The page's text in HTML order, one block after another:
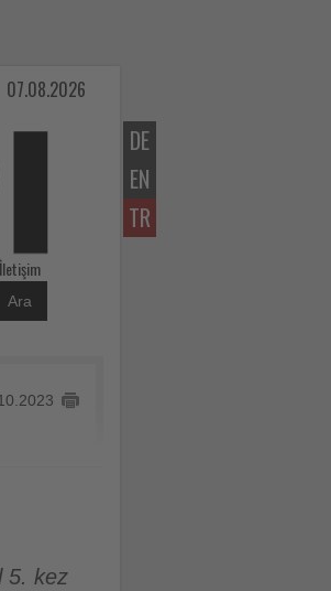
DE
EN
TR
07.08.2026
İletişim
Ara
5. kez